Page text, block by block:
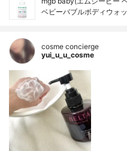
ベビーバブルボディウォ
cosme concierge
yui_u_u_cosme